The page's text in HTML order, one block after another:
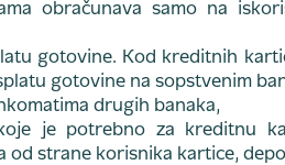
obračunava samo na
gotovine. Kod kreditnih
gotovine na sopstvenim
drugih banaka,
je potrebno za kreditnu
od strane korisnika kartice,